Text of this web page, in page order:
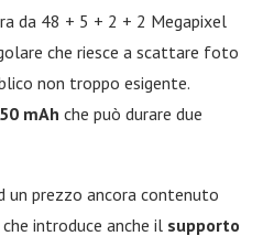
da 48 + 5 + 2 + 2 Megapixel
che riesce a scattare foto
non troppo esigente.
mAh che può durare due
un prezzo ancora contenuto
che introduce anche il supporto